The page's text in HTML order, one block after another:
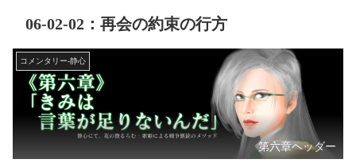
06-02-02：再会の約束の行方
コメンタリー-静心
第六章ヘッダー